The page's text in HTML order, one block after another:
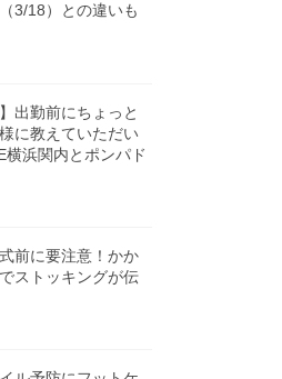
3/18）との違いも
出勤前にちょっと
に教えていただい
横浜関内とポンパド
前に要注意！かか
ストッキングが伝